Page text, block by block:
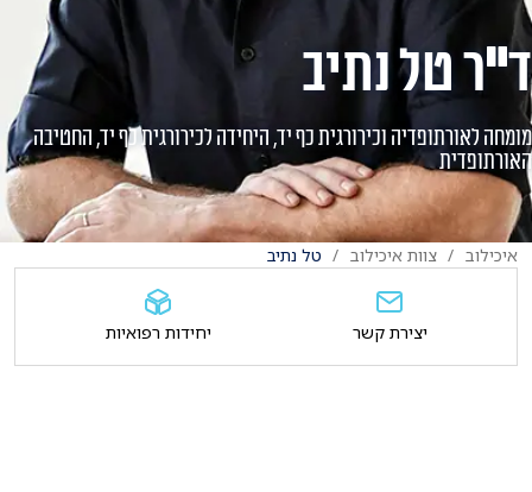
ד"ר טל נתיב
מומחה לאורתופדיה וכירורגית כף יד, היחידה לכירורגית כף יד, החטיבה
האורתופדית
איכילוב צוות איכילוב טל נתיב
יצירת קשר יחידות רפואיות